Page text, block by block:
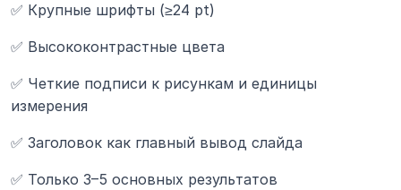
✅ Крупные шрифты (≥24 pt)
✅ Высококонтрастные цвета
✅ Четкие подписи к рисункам и единицы
измерения
✅ Заголовок как главный вывод слайда
✅ Только 3–5 основных результатов